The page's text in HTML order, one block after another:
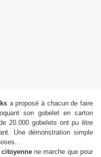
a proposé à chacun de faire
son gobelet en carton
20.000 gobelets ont pu être
. Une démonstration simple
ne marche que pour